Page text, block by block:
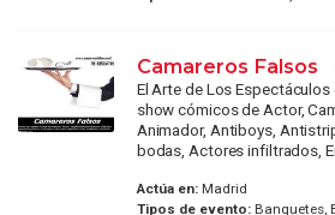
Camareros Falsos
El Arte de Los
show cómicos de Actor,
Animador, Antiboys,
bodas, Actores infiltrados,
Actúa en:Madrid
Tipos de evento:Banquetes,